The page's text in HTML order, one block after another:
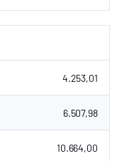
4.253,01
6.507,98
10.664,00